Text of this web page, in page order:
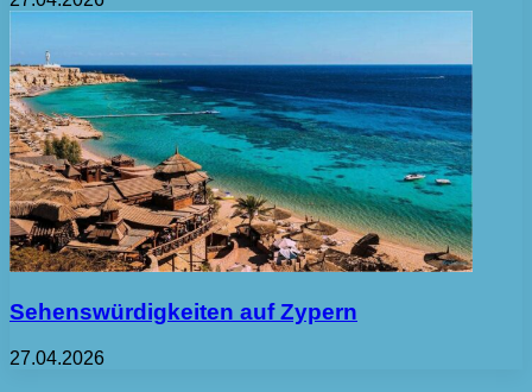
Sehenswürdigkeiten auf Zypern
27.04.2026